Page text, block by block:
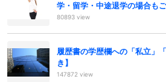
学・留学・中途退学の場合も
80893 view
履歴書の学歴欄への「私立」
き】
147872 view